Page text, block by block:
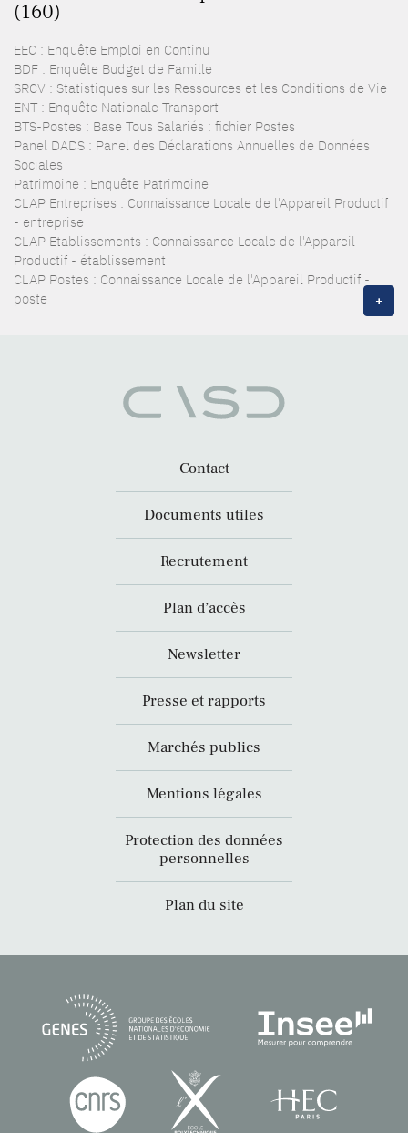
(160)
EEC : Enquête Emploi en Continu
BDF : Enquête Budget de Famille
SRCV : Statistiques sur les Ressources et les Conditions de Vie
ENT : Enquête Nationale Transport
BTS-Postes : Base Tous Salariés : fichier Postes
Panel DADS : Panel des Déclarations Annuelles de Données
Sociales
Patrimoine : Enquête Patrimoine
CLAP Entreprises : Connaissance Locale de l'Appareil Productif
- entreprise
CLAP Etablissements : Connaissance Locale de l'Appareil
Productif - établissement
CLAP Postes : Connaissance Locale de l'Appareil Productif -
poste
+
Contact
Documents utiles
Recrutement
Plan d’accès
Newsletter
Presse et rapports
Marchés publics
Mentions légales
Protection des données
personnelles
Plan du site